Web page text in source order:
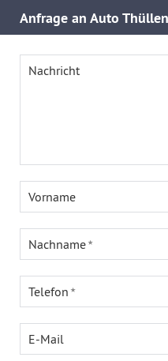
Anfrage an Auto
Nachricht
Vorname
Nachname
Telefon
E-Mail